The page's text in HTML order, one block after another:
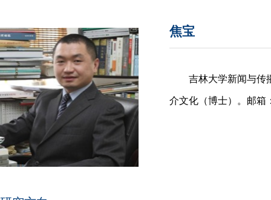
焦宝
吉林大学新闻与传
介文化（博士）。邮箱